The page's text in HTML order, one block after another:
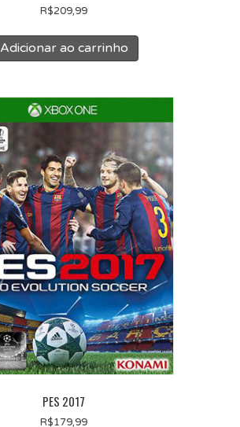
R$209,99
Adicionar ao carrinho
PES 2017
R$179,99